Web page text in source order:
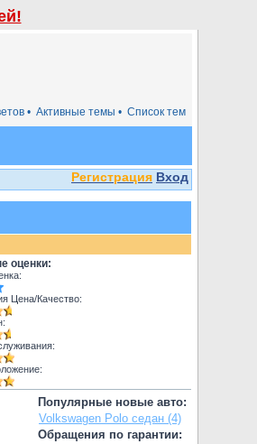
Список тем
Активные темы •
•
Регистрация Вход
оценки:
Цена/Качество:
Популярные новые авто:
Volkswagen Polo седан (4)
Обращения по гарантии: